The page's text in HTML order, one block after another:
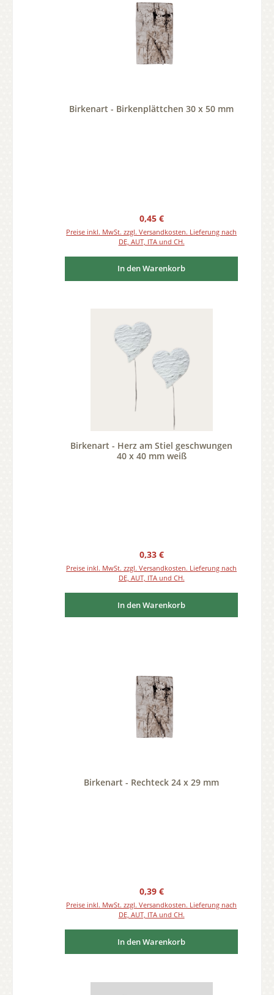
Birkenart - Birkenplättchen 30 x 50 mm
Regulärer Preis:
0,45 €
Preise inkl. MwSt. zzgl. Versandkosten. Lieferung nach
DE, AUT, ITA und CH.
In den Warenkorb
Birkenart - Herz am Stiel geschwungen
40 x 40 mm weiß
Regulärer Preis:
0,33 €
Preise inkl. MwSt. zzgl. Versandkosten. Lieferung nach
DE, AUT, ITA und CH.
In den Warenkorb
Birkenart - Rechteck 24 x 29 mm
Regulärer Preis:
0,39 €
Preise inkl. MwSt. zzgl. Versandkosten. Lieferung nach
DE, AUT, ITA und CH.
In den Warenkorb